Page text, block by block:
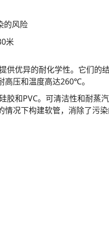
的风险
米
供优异的耐化学性。它们的
高压和温度高达260℃。
胶和PVC。可清洁性和耐蒸
况下构建软管，消除了污染